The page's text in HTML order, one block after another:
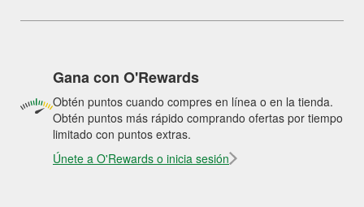
Gana con O'Rewards
Obtén puntos cuando compres en línea o en la tienda.
Obtén puntos más rápido comprando ofertas por tiempo
limitado con puntos extras.
Únete a O'Rewards o inicia sesión